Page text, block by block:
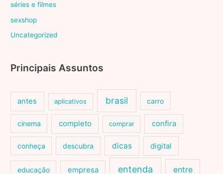
séries e filmes
sexshop
Uncategorized
Principais Assuntos
antes aplicativos brasil carro
cinema completo comprar confira
conheça descubra dicas digital
educação empresa entenda entre